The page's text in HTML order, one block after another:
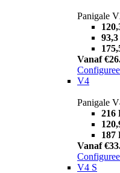
Panigale
Vanaf
V4
Panigale
216
187
Vanaf
V4 S